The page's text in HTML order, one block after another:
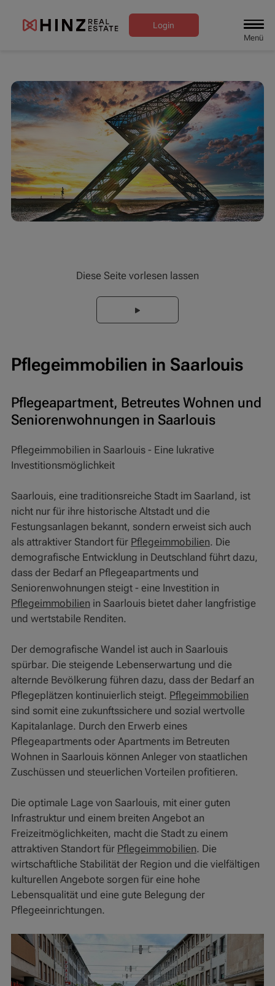
Login
Diese Seite vorlesen lassen
Pflegeimmobilien in Saarlouis
Pflegeapartment, Betreutes Wohnen und
Seniorenwohnungen in Saarlouis
Pflegeimmobilien in Saarlouis - Eine lukrative
Investitionsmöglichkeit
Saarlouis, eine traditionsreiche Stadt im Saarland, ist
nicht nur für ihre historische Altstadt und die
Festungsanlagen bekannt, sondern erweist sich auch
als attraktiver Standort für Pflegeimmobilien. Die
demografische Entwicklung in Deutschland führt dazu,
dass der Bedarf an Pflegeapartments und
Seniorenwohnungen steigt - eine Investition in
Pflegeimmobilien in Saarlouis bietet daher langfristige
und wertstabile Renditen.
Der demografische Wandel ist auch in Saarlouis
spürbar. Die steigende Lebenserwartung und die
alternde Bevölkerung führen dazu, dass der Bedarf an
Pflegeplätzen kontinuierlich steigt. Pflegeimmobilien
sind somit eine zukunftssichere und sozial wertvolle
Kapitalanlage. Durch den Erwerb eines
Pflegeapartments oder Apartments im Betreuten
Wohnen in Saarlouis können Anleger von staatlichen
Zuschüssen und steuerlichen Vorteilen profitieren.
Die optimale Lage von Saarlouis, mit einer guten
Infrastruktur und einem breiten Angebot an
Freizeitmöglichkeiten, macht die Stadt zu einem
attraktiven Standort für Pflegeimmobilien. Die
wirtschaftliche Stabilität der Region und die vielfältigen
kulturellen Angebote sorgen für eine hohe
Lebensqualität und eine gute Belegung der
Pflegeeinrichtungen.